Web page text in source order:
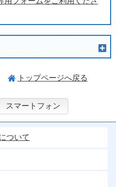
トップページへ戻る
スマートフォン
ついて